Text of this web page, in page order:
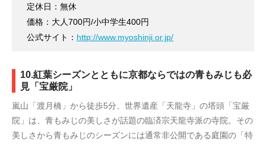
定休日：無休
価格：大人700円/小中学生400円
公式サイト： http://www.myoshinji.or.jp/
10.紅葉シーズンとともに京都ならではの青もみじも必
見「宝厳院」
嵐山「渡月橋」から徒歩5分、世界遺産「天龍寺」の塔頭「宝厳
院」は、青もみじの美しさが話題の臨済宗天龍寺派の寺院。その
美しさから青もみじのシーズンには通常非公開である庭園の「特